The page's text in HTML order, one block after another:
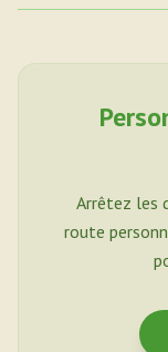
Arrêtez les
route